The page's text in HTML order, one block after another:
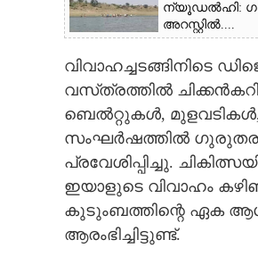
CONTACT US
ന്യൂഡൽഹി:
അറസ്റ്റിൽ....
വിവാഹച്ചടങ്ങിനിടെ
വസ്‌ത്രത്തിൽ
ബെൽറ്റുകൾ, മുളവടികൾ,
സംഘർഷത്തിൽ
പ്രവേശിപ്പിച്ചു.
ഇയാളുടെ വിവാഹം
കുടുംബത്തിന്റെ ഏക
ആരംഭിച്ചിട്ടുണ്ട്.